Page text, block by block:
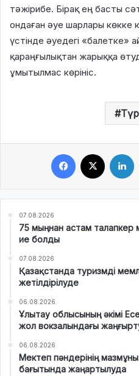
тәжірибе. Бірақ ең басты
ондаған әуе шарлары көкке
үстінде әуедегі «балетке»
қараңғылықтан жарыққа
ұмытылмас көрініс.
07.08.2026
75 мыңнан астам талапкер
ие болды
07.08.2026
Қазақстанда туризмді
жетілдірілуде
06.08.2026
Ұлытау облысының әкімі
жол вокзалындағы
06.08.2026
Мектеп пәндерінің
бағытында жаңартылуда